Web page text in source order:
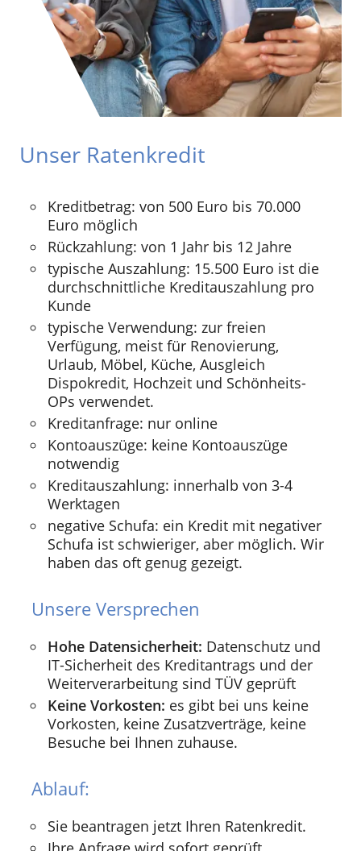
Unser Ratenkredit
Kreditbetrag: von 500 Euro bis 70.000
Euro möglich
Rückzahlung: von 1 Jahr bis 12 Jahre
typische Auszahlung: 15.500 Euro ist die
durchschnittliche Kreditauszahlung pro
Kunde
typische Verwendung: zur freien
Verfügung, meist für Renovierung,
Urlaub, Möbel, Küche, Ausgleich
Dispokredit, Hochzeit und Schönheits-
OPs verwendet.
Kreditanfrage: nur online
Kontoauszüge: keine Kontoauszüge
notwendig
Kreditauszahlung: innerhalb von 3-4
Werktagen
negative Schufa: ein Kredit mit negativer
Schufa ist schwieriger, aber möglich. Wir
haben das oft genug gezeigt.
Unsere Versprechen
Hohe Datensicherheit: Datenschutz und
IT-Sicherheit des Kreditantrags und der
Weiterverarbeitung sind TÜV geprüft
Keine Vorkosten: es gibt bei uns keine
Vorkosten, keine Zusatzverträge, keine
Besuche bei Ihnen zuhause.
Ablauf:
Sie beantragen jetzt Ihren Ratenkredit.